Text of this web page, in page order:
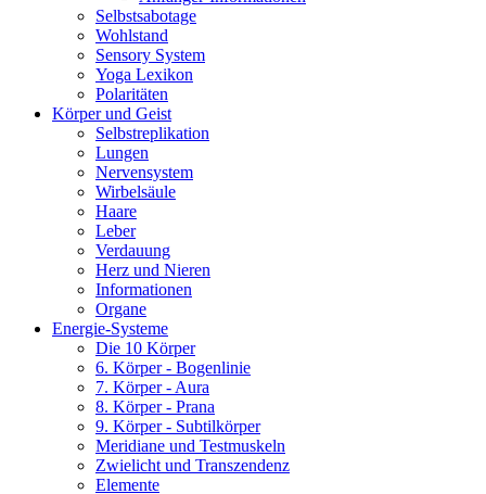
Selbstsabotage
Wohlstand
Sensory System
Yoga Lexikon
Polaritäten
Körper und Geist
Selbstreplikation
Lungen
Nervensystem
Wirbelsäule
Haare
Leber
Verdauung
Herz und Nieren
Informationen
Organe
Energie-Systeme
Die 10 Körper
6. Körper - Bogenlinie
7. Körper - Aura
8. Körper - Prana
9. Körper - Subtilkörper
Meridiane und Testmuskeln
Zwielicht und Transzendenz
Elemente